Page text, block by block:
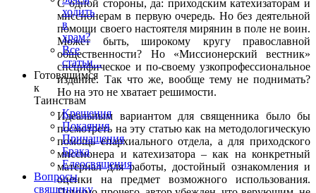
С одной стороны, да: приходским катехизаторам и
миссионерам в первую очередь. Но без деятельной
помощи своего настоятеля мирянин в поле не воин.
Может быть, широкому кругу православной
общественности? Но «Миссионерский вестник»
специфическое и по-своему узкопрофессиональное
издание. Так что же, вообще тему не поднимать?
Но на это не хватает решимости.
Идеальным вариантом для священника было бы
посмотреть на эту статью как на методологическую
помощь епархиального отдела, а для приходского
миссионера и катехизатора – как на конкретный
материал для работы, достойный ознакомления и
оценки на предмет возможного использования.
ходить
в
храм?
Все
статьи...
Готовящимся
к
Таинствам
Крещения
Покаяния
Причащения
Брака
Елеосвящения
Вопросы
священнику